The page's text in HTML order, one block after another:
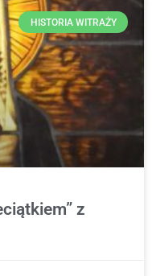
HISTORIA WITRAŻY
z